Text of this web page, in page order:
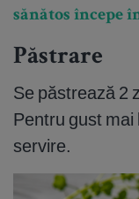
sănătos începe
Păstrare
Se păstrează 2
Pentru gust
servire.